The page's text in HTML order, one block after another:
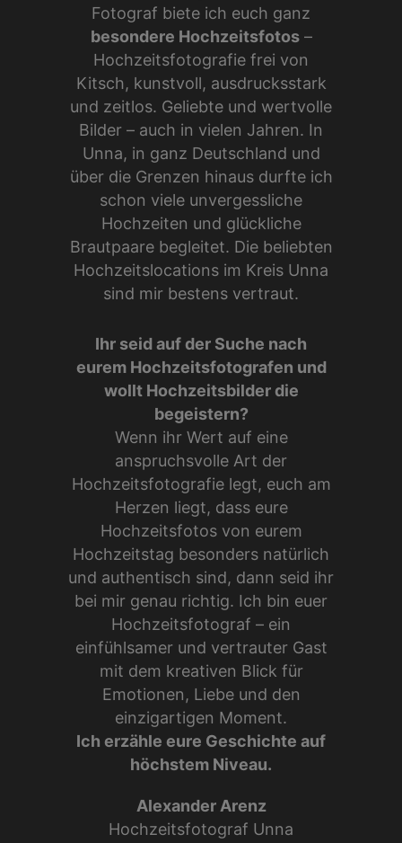
Fotograf biete ich euch ganz
besondere Hochzeitsfotos–
Hochzeitsfotografie frei von
Kitsch, kunstvoll, ausdrucksstark
und zeitlos. Geliebte und wertvolle
Bilder – auch in vielen Jahren. In
Unna, in ganz Deutschland und
über die Grenzen hinaus durfte ich
schon viele unvergessliche
Hochzeiten und glückliche
Brautpaare begleitet. Die beliebten
Hochzeitslocations im Kreis Unna
sind mir bestens vertraut.
Ihr seid auf der Suche nach
eurem Hochzeitsfotografen und
wollt Hochzeitsbilder die
begeistern?
Wenn ihr Wert auf eine
anspruchsvolle Art der
Hochzeitsfotografie legt, euch am
Herzen liegt, dass eure
Hochzeitsfotos von eurem
Hochzeitstag besonders natürlich
und authentisch sind, dann seid ihr
bei mir genau richtig. Ich bin euer
Hochzeitsfotograf – ein
einfühlsamer und vertrauter Gast
mit dem kreativen Blick für
Emotionen, Liebe und den
einzigartigen Moment.
Ich erzähle eure Geschichte auf
höchstem Niveau.
Alexander Arenz
Hochzeitsfotograf Unna